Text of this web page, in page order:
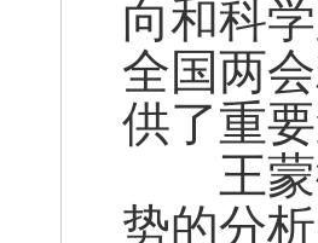
向和科
全国两
供了重要
王蒙徽
势的分